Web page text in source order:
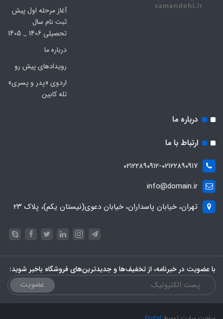
آغاز مرحله اول پیش
ثبت نام سال
تحصیلی 1406 _ 1405
درباره ما
رویدادهای پیش رو
اردوی «پدر و پسری»
تله کابین
درباره ما
ارتباط با ما
۰۲۱۲۲۸۹۰۹۱۲-۰۲۱۲۲۸۹۰۹۱۷
info@domain.ir
تهران، خیابان پاسداران، خیابان دعوی(نیستان یکم)، پلاک ۲۳
با عضویت در خبرنامه، از تخفیف‌ها و جدیدترین‌های فروشگاه باخبر شوید:
عضویت